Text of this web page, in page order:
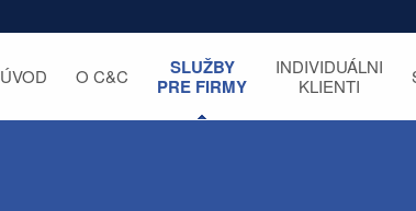
ÚVOD O C&C
SLUŽBY
PRE FIRMY
INDIVIDUÁLNI
KLIENTI